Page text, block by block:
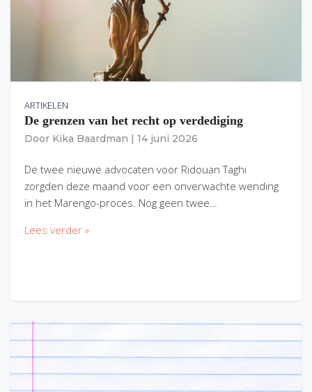
ARTIKELEN
De grenzen van het recht op verdediging
Door Kika Baardman 14 juni 2026
De twee nieuwe advocaten voor Ridouan Taghi
zorgden deze maand voor een onverwachte wending
in het Marengo-proces. Nog geen twee…
Lees verder »